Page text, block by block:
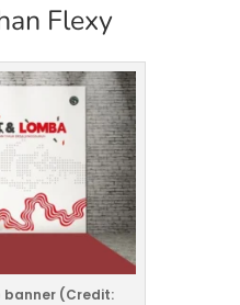
Flexy
(Credit: